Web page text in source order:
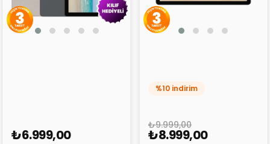
₺6.999,00
%10 indirim
₺8.999,00
₺9.999,00